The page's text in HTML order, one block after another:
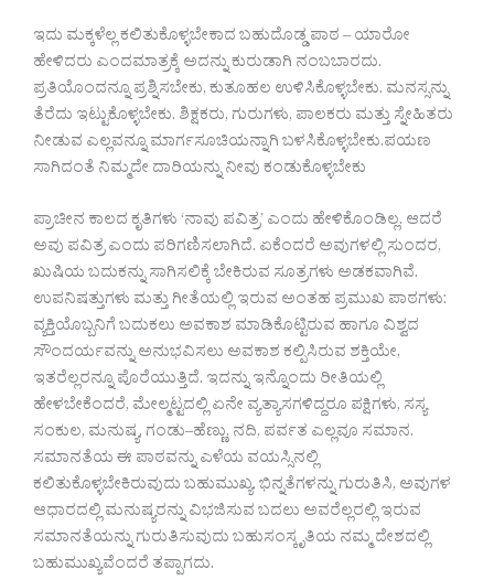
ಇದು ಮಕ್ಕಳೆಲ್ಲ ಕಲಿತುಕೊಳ್ಳಬೇಕಾದ ಬಹುದೊಡ್ಡ ಪಾಠ – ಯಾರೋ
ಹೇಳಿದರು ಎಂದಮಾತ್ರಕ್ಕೆ ಅದನ್ನು ಕುರುಡಾಗಿ ನಂಬಬಾರದು.
ಪ್ರತಿಯೊಂದನ್ನೂ ‍ಪ್ರಶ್ನಿಸಬೇಕು, ಕುತೂಹಲ ಉಳಿಸಿಕೊಳ್ಳಬೇಕು. ಮನಸ್ಸನ್ನು
ತೆರೆದು ಇಟ್ಟುಕೊಳ್ಳಬೇಕು. ಶಿಕ್ಷಕರು, ಗುರುಗಳು, ಪಾಲಕರು ಮತ್ತು ಸ್ನೇಹಿತರು
ನೀಡುವ ಎಲ್ಲವನ್ನೂ ಮಾರ್ಗಸೂಚಿಯನ್ನಾಗಿ ಬಳಸಿಕೊಳ್ಳಬೇಕು.ಪಯಣ
ಸಾಗಿದಂತೆ ನಿಮ್ಮದೇ ದಾರಿಯನ್ನು ನೀವು ಕಂಡುಕೊಳ್ಳಬೇಕು
ಪ್ರಾಚೀನ ಕಾಲದ ಕೃತಿಗಳು ‘ನಾವು ಪವಿತ್ರ’ ಎಂದು ಹೇಳಿಕೊಂಡಿಲ್ಲ. ಆದರೆ
ಅವು ಪವಿತ್ರ ಎಂದು ಪರಿಗಣಿಸಲಾಗಿದೆ. ಏಕೆಂದರೆ ಅವುಗಳಲ್ಲಿ ಸುಂದರ,
ಖುಷಿಯ ಬದುಕನ್ನು ಸಾಗಿಸಲಿಕ್ಕೆ ಬೇಕಿರುವ ಸೂತ್ರಗಳು ಅಡಕವಾಗಿವೆ.
ಉಪನಿಷತ್ತುಗಳು ಮತ್ತು ಗೀತೆಯಲ್ಲಿ ಇರುವ ಅಂತಹ ಪ್ರಮುಖ ಪಾಠಗಳು:
ವ್ಯಕ್ತಿಯೊಬ್ಬನಿಗೆ ಬದುಕಲು ಅವಕಾಶ ಮಾಡಿಕೊಟ್ಟಿರುವ ಹಾಗೂ ವಿಶ್ವದ
ಸೌಂದರ್ಯವನ್ನು ಅನುಭವಿಸಲು ಅವಕಾಶ ಕಲ್ಪಿಸಿರುವ ಶಕ್ತಿಯೇ,
ಇತರೆಲ್ಲರನ್ನೂ ಪೊರೆಯುತ್ತಿದೆ. ಇದನ್ನು ಇನ್ನೊಂದು ರೀತಿಯಲ್ಲಿ
ಹೇಳಬೇಕೆಂದರೆ, ಮೇಲ್ಮಟ್ಟದಲ್ಲಿ ಏನೇ ವ್ಯತ್ಯಾಸಗಳಿದ್ದರೂ ಪಕ್ಷಿಗಳು, ಸಸ್ಯ
ಸಂಕುಲ, ಮನುಷ್ಯ, ಗಂಡು–ಹೆಣ್ಣು, ನದಿ, ಪರ್ವತ ಎಲ್ಲವೂ ಸಮಾನ.
ಸಮಾನತೆಯ ಈ ಪಾಠವನ್ನು ಎಳೆಯ ವಯಸ್ಸಿನಲ್ಲಿ
ಕಲಿತುಕೊಳ್ಳಬೇಕಿರುವುದು ಬಹುಮುಖ್ಯ. ಭಿನ್ನತೆಗಳನ್ನು ಗುರುತಿಸಿ, ಅವುಗಳ
ಆಧಾರದಲ್ಲಿ ಮನುಷ್ಯರನ್ನು ವಿಭಜಿಸುವ ಬದಲು ಅವರೆಲ್ಲರಲ್ಲಿ ಇರುವ
ಸಮಾನತೆಯನ್ನು ಗುರುತಿಸುವುದು ಬಹುಸಂಸ್ಕೃತಿಯ ನಮ್ಮ ದೇಶದಲ್ಲಿ
ಬಹುಮುಖ್ಯವೆಂದರೆ ತಪ್ಪಾಗದು.